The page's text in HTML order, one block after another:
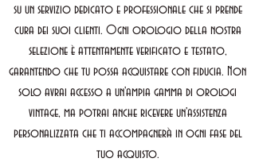
su un servizio dedicato e professionale che si prende
cura dei suoi clienti. Ogni orologio della nostra
selezione è attentamente verificato e testato,
garantendo che tu possa acquistare con fiducia. Non
solo avrai accesso a un'ampia gamma di orologi
vintage, ma potrai anche ricevere un'assistenza
personalizzata che ti accompagnerà in ogni fase del
tuo acquisto.